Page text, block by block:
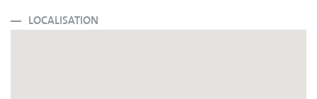
LOCALISATION